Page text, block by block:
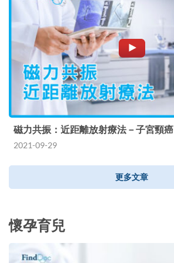
磁力共振：近距離放射療法－子宮頸癌
2021-09-29
更多文章
懷孕育兒